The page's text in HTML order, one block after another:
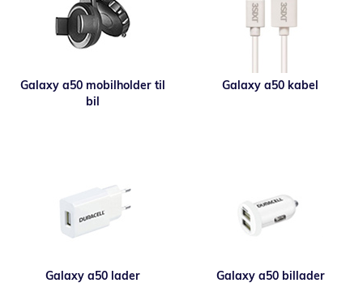
Galaxy a50 mobilholder til
bil
Galaxy a50 kabel
Galaxy a50 lader Galaxy a50 billader